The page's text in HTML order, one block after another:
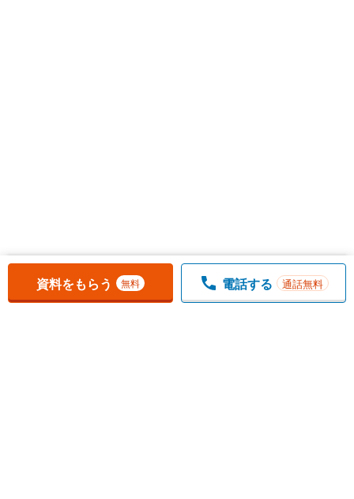
お気に入りに追加しました。 一覧を開く
資料をもらう 無料 電話する 通話無料